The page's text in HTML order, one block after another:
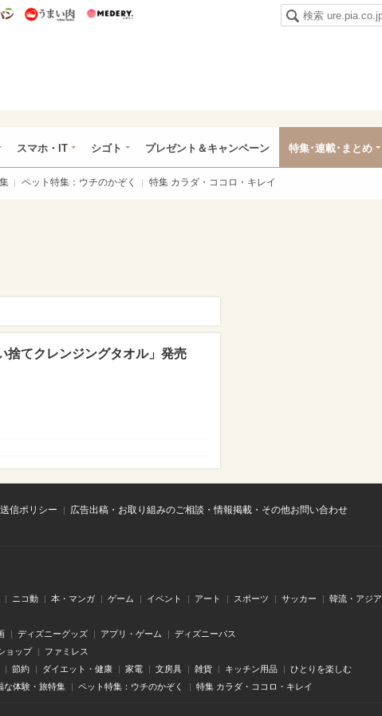
し うまいパン うまい肉
スマホ・IT シゴト プレゼント＆キャンペーン 特集･連載･まとめ
ペット特集：ウチのかぞく 特集 カラダ・ココロ・キレイ
捨てクレンジングタオル」発売
信ポリシー
広告出稿・お取り組みのご相談・情報掲載・その他お問い合わせ
ニコ動 本・マンガ ゲーム イベント アート スポーツ サッカー 韓流・アジア
ディズニーグッズ アプリ・ゲーム ディズニーパス
ョップ ファミレス
節約 ダイエット・健康 家電 文房具 雑貨 キッチン用品 ひとりを楽しむ
な体験・旅特集 ペット特集：ウチのかぞく 特集 カラダ・ココロ・キレイ